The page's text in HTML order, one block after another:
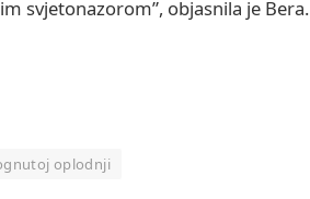
svjetonazorom”, objasnila je Bera.
oplodnji